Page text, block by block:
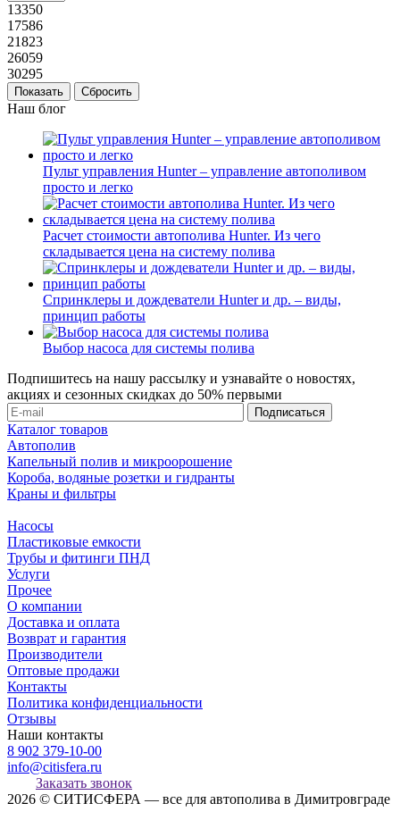
13350
17586
21823
26059
30295
Сбросить
Наш блог
Пульт управления Hunter – управление автополивом
просто и легко
Расчет стоимости автополива Hunter. Из чего
складывается цена на систему полива
Спринклеры и дождеватели Hunter и др. – виды,
принцип работы
Выбор насоса для системы полива
Подпишитесь на нашу рассылку и узнавайте о новостях,
акциях и сезонных скидках до 50% первыми
Каталог товаров
Автополив
Капельный полив и микроорошение
Короба, водяные розетки и гидранты
Краны и фильтры
Насосы
Пластиковые емкости
Трубы и фитинги ПНД
Услуги
Прочее
О компании
Доставка и оплата
Возврат и гарантия
Производители
Оптовые продажи
Контакты
Политика конфиденциальности
Отзывы
Наши контакты
8 902 379-10-00
info@citisfera.ru
Заказать звонок
2026 © СИТИСФЕРА — все для автополива в Димитровграде